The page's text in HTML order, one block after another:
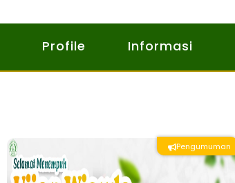
Profile Informasi
Pengumuman